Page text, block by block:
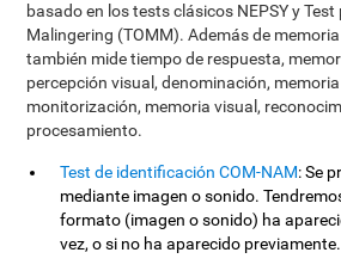
basado en los tests clásicos NEPSY y
Malingering (TOMM). Además de
también mide tiempo de respuesta,
percepción visual, denominación,
monitorización, memoria visual,
procesamiento.
Test de identificación COM-NAM: Se
mediante imagen o sonido.
formato (imagen o sonido) ha
vez, o si no ha aparecido previamente.